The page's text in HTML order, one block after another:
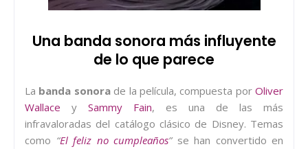
Una banda sonora más influyente
de lo que parece
La banda sonorade la película, compuesta por Oliver
Wallace y Sammy Fain, es una de las más
infravaloradas del catálogo clásico de Disney. Temas
como “El feliz no cumpleaños”se han convertido en